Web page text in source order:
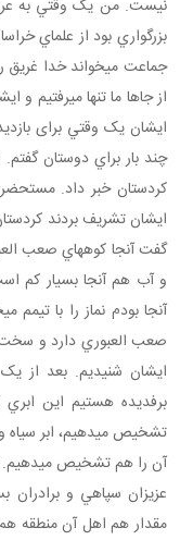
نيست. من يک وقتي به
بزرگواري بود از علماي
جماعت مي خواند خدا
از جاها ما تنها مي رفتيم و
ايشان يک وقتي برای
چند بار براي دوستان
کردستان خبر داد.
ايشان تشريف بردند
گفت آنجا کوه هاي صعب
و آب هم آنجا بسيار کم
آنجا بودم نماز را با تيمم
صعب العبوري دارد و
ايشان شنيديم. بعد از
برف ديده هستيم اين
تشخيص مي دهيم، ابر سياه
آن را هم تشخيص مي دهيم.
عزيزان سپاهي و برادران
مقدار هم اهل آن منطقه